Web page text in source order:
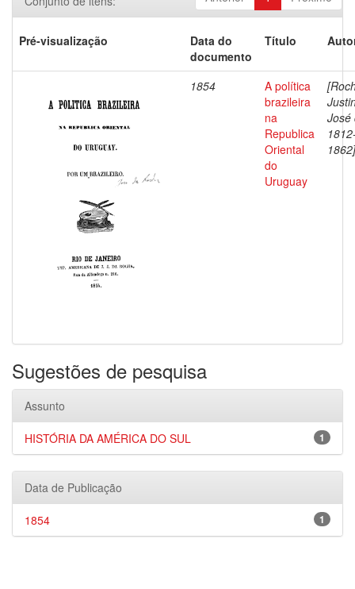
Pré-visualização
Data do
documento
Título
1854
A política
brazileira
na
Republica
Oriental
do
Uruguay
José
1862]
Sugestões de pesquisa
Assunto
1
HISTÓRIA DA AMÉRICA DO SUL
Data de Publicação
1
1854